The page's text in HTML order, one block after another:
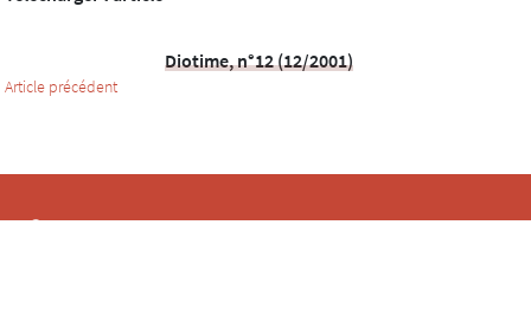
Article précédent
Diotime, n°12 (12/2001)
Contacts